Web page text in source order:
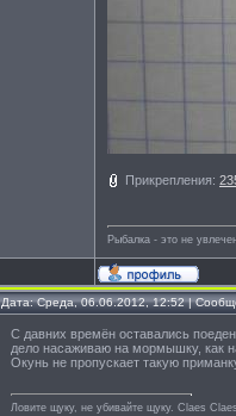
Прикрепления:
Рыбалка - это не
Дата: Среда, 06.06.2012, 12:52 |
С давних времён оставались
дело насаживаю на мормышку, как
Окунь не пропускает такую
Ловите щуку, не убивайте щуку. Сlaes